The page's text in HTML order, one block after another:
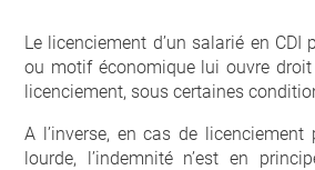
Le licenciement d’un salarié en CDI
ou motif économique lui ouvre
licenciement, sous certaines
A l’inverse, en cas de
lourde, l’indemnité n’est en